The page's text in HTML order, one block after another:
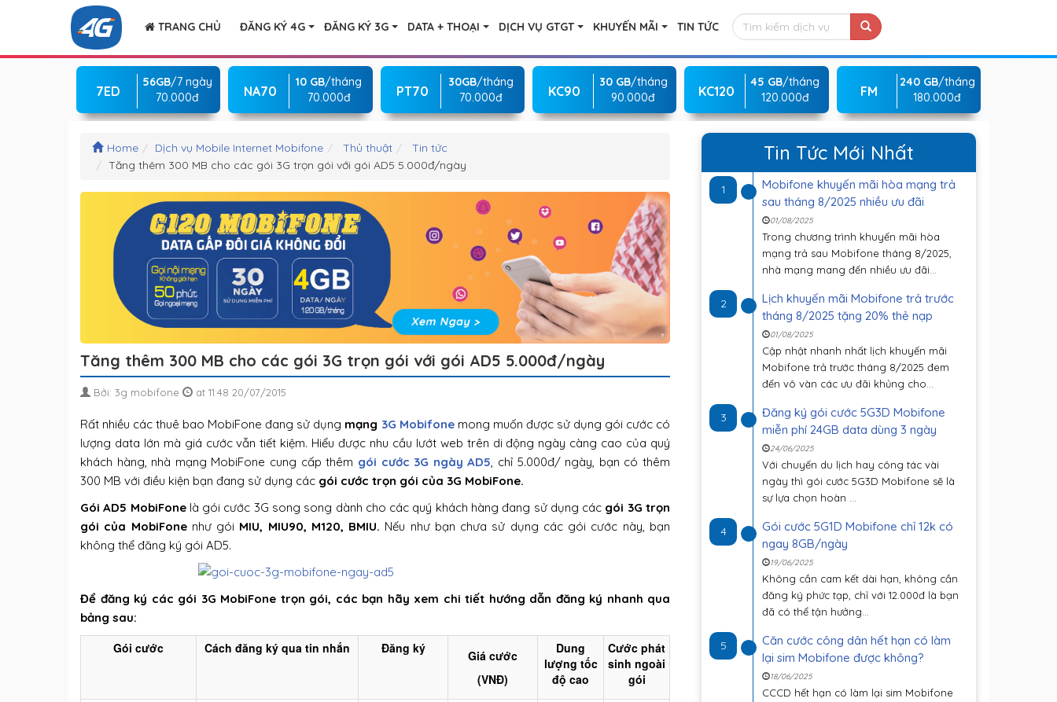
TRANG CHỦ ĐĂNG KÝ 4G ĐĂNG KÝ 3G DATA + THOẠI DỊCH VỤ GTGT KHUYẾN MÃI TIN TỨC
7ED
56GB/7 ngày
70.000đ
NA70
10 GB/tháng
70.000đ
PT70
30GB/tháng
70.000đ
KC90
30 GB/tháng
90.000đ
KC120
45 GB/tháng
120.000đ
FM
240 GB/tháng
180.000đ
Home Dịch vụ Mobile Internet Mobifone Thủ thuật
Tin tức
Tăng thêm 300 MB cho các gói 3G trọn gói với gói AD5 5.000đ/ngày
Tăng thêm 300 MB cho các gói 3G trọn gói với gói AD5 5.000đ/ngày
Bởi: 3g mobifone at 11:48 20/07/2015
Rất nhiều các thuê bao MobiFone đang sử dụng mạng 3G Mobifone mong muốn được sử dụng gói cước có
lượng data lớn mà giá cước vẫn tiết kiệm. Hiểu được nhu cầu lướt web trên di động ngày càng cao của quý
khách hàng, nhà mạng MobiFone cung cấp thêm gói cước 3G ngày AD5, chỉ 5.000đ/ ngày, bạn có thêm
300 MB với điều kiện bạn đang sử dụng các gói cước trọn gói của 3G MobiFone.
Gói AD5 MobiFonelà gói cước 3G song song dành cho các quý khách hàng đang sử dụng các gói 3G trọn
gói của MobiFonenhư gói MIU, MIU90, M120, BMIU. Nếu như bạn chưa sử dụng các gói cước này, bạn
không thể đăng ký gói AD5.
Để đăng ký các gói 3G MobiFone trọn gói, các bạn hãy xem chi tiết hướng dẫn đăng ký nhanh qua
bảng sau:
Gói cước Cách đăng ký qua tin nhắn Đăng ký
Giá cước
(VNĐ)
Dung
lượng tốc
độ cao
Cước phát
sinh ngoài
gói
Tin Tức Mới Nhất
1
Mobifone khuyến mãi hòa mạng trả
sau tháng 8/2025 nhiều ưu đãi
01/08/2025
Trong chương trình khuyến mãi hòa
mạng trả sau Mobifone tháng 8/2025,
nhà mạng mang đến nhiều ưu đãi...
2
Lịch khuyến mãi Mobifone trả trước
tháng 8/2025 tặng 20% thẻ nạp
01/08/2025
Cập nhật nhanh nhất lịch khuyến mãi
Mobifone trả trước tháng 8/2025 đem
đến vô vàn các ưu đãi khủng cho...
3
Đăng ký gói cước 5G3D Mobifone
miễn phí 24GB data dùng 3 ngày
24/06/2025
Với chuyến du lịch hay công tác vài
ngày thì gói cước 5G3D Mobifone sẽ là
sự lựa chọn hoàn ...
4
Gói cước 5G1D Mobifone chỉ 12k có
ngay 8GB/ngày
19/06/2025
Không cần cam kết dài hạn, không cần
đăng ký phức tạp, chỉ với 12.000đ là bạn
đã có thể tận hưởng...
5
Căn cước công dân hết hạn có làm
lại sim Mobifone được không?
18/06/2025
CCCD hết hạn có làm lại sim Mobifone